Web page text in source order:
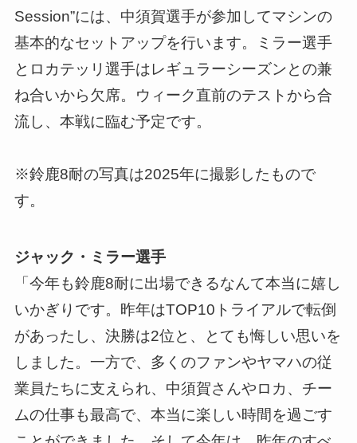
Session”には、中須賀選手が参加してマシンの
基本的なセットアップを行います。ミラー選手
とロカテッリ選手はレギュラーシーズンとの兼
ね合いから欠席。ウィーク直前のテストから合
流し、本戦に臨む予定です。
※鈴鹿8耐の写真は2025年に撮影したもので
す。
ジャック・ミラー選手
「今年も鈴鹿8耐に出場できるなんて本当に嬉し
いかぎりです。昨年はTOP10トライアルで転倒
があったし、決勝は2位と、とても悔しい思いを
しました。一方で、多くのファンやヤマハの従
業員たちに支えられ、中須賀さんやロカ、チー
ムの仕事も最高で、本当に楽しい時間を過ごす